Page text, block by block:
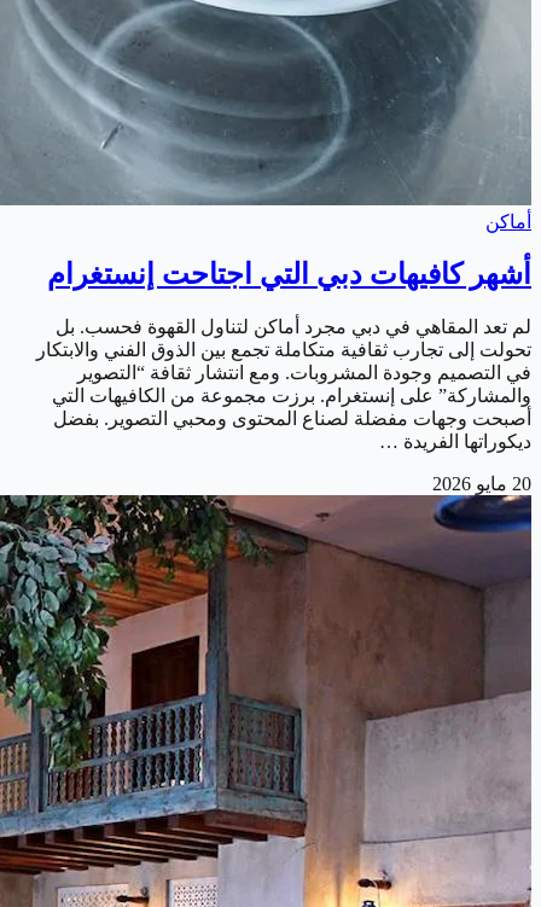
أماكن
أشهر كافيهات دبي التي اجتاحت إنستغرام
لم تعد المقاهي في دبي مجرد أماكن لتناول القهوة فحسب. بل
تحولت إلى تجارب ثقافية متكاملة تجمع بين الذوق الفني والابتكار
في التصميم وجودة المشروبات. ومع انتشار ثقافة “التصوير
والمشاركة” على إنستغرام. برزت مجموعة من الكافيهات التي
أصبحت وجهات مفضلة لصناع المحتوى ومحبي التصوير. بفضل
ديكوراتها الفريدة …
20 مايو 2026